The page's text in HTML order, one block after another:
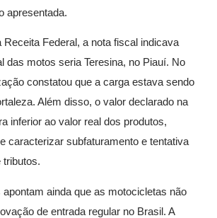
apresentada.
Receita Federal, a nota fiscal indicava
das motos seria Teresina, no Piauí. No
constatou que a carga estava sendo
Além disso, o valor declarado na
inferior ao valor real dos produtos,
caracterizar subfaturamento e tentativa
tributos.
ainda que as motocicletas não
de entrada regular no Brasil. A